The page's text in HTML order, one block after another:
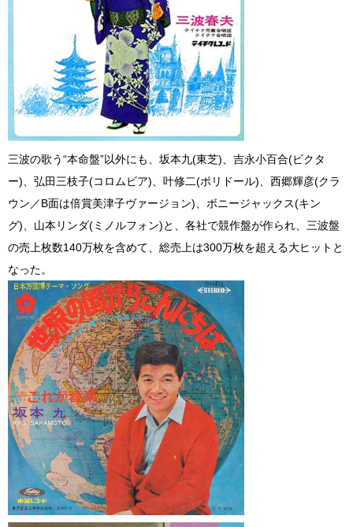
三波の歌う“本命盤”以外にも、坂本九(東芝)、吉永小百合(ビクタ
ー)、弘田三枝子(コロムビア)、叶修二(ポリドール)、西郷輝彦(クラ
ウン／B面は倍賞美津子ヴァージョン)、ボニージャックス(キン
グ)、山本リンダ(ミノルフォン)と、各社で競作盤が作られ、三波盤
の売上枚数140万枚を含めて、総売上は300万枚を超える大ヒットと
なった。